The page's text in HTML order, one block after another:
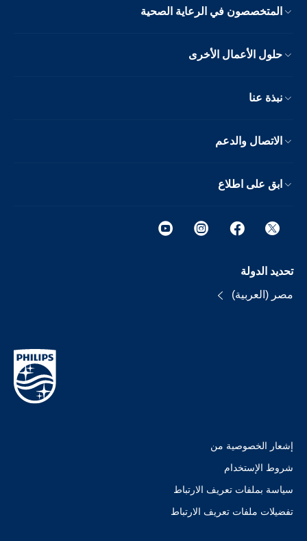
المتخصصون في الرعاية الصحية
حلول الأعمال الأخرى
نبذة عنا
الاتصال والدعم
ابق على اطلاع
تحديد الدولة
مصر (العربية)
إشعار الخصوصية من
شروط الإستخدام
سياسة بملفات تعريف الارتباط
تفضيلات ملفات تعريف الارتباط